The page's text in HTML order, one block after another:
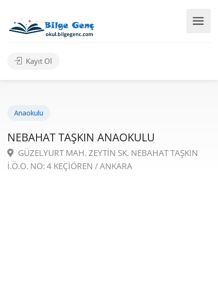
Kayıt Ol
Anaokulu
NEBAHAT TAŞKIN ANAOKULU
GÜZELYURT MAH. ZEYTİN SK. NEBAHAT TAŞKIN
İ.Ö.O. NO: 4 KEÇİÖREN / ANKARA